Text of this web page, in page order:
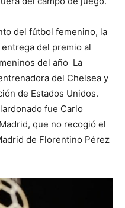
del fútbol femenino, la
del premio al
del año La
del Chelsea y
de Estados Unidos.
fue Carlo
que no recogió el
de Florentino Pérez